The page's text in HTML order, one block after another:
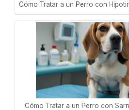
Cómo Tratar a un Perro con
Cómo Tratar a un Perro con